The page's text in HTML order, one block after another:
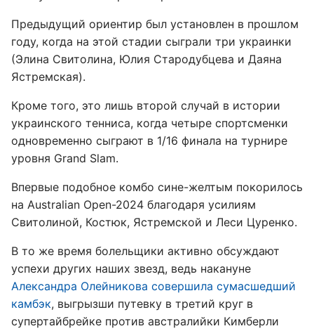
Предыдущий ориентир был установлен в прошлом
году, когда на этой стадии сыграли три украинки
(Элина Свитолина, Юлия Стародубцева и Даяна
Ястремская).
Кроме того, это лишь второй случай в истории
украинского тенниса, когда четыре спортсменки
одновременно сыграют в 1/16 финала на турнире
уровня Grand Slam.
Впервые подобное комбо сине-желтым покорилось
на Australian Open-2024 благодаря усилиям
Свитолиной, Костюк, Ястремской и Леси Цуренко.
В то же время болельщики активно обсуждают
успехи других наших звезд, ведь накануне
Александра Олейникова совершила сумасшедший
камбэк, выгрызши путевку в третий круг в
супертайбрейке против австралийки Кимберли